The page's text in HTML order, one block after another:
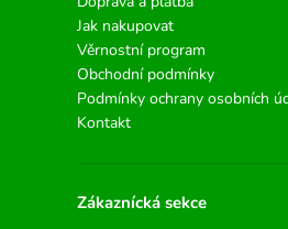
Jak nakupovat
Věrnostní program
Obchodní podmínky
Podmínky ochrany osobních
Kontakt
Zákaznícká sekce